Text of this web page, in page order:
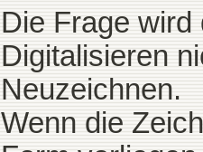
Die Frage
Digitalisieren
Neuzeichnen.
Wenn die